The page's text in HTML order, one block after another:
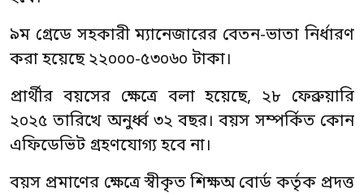
৯ম গ্রেডে সহকারী ম্যানেজারের বেতন-ভাতা নির্ধারণ
করা হয়েছে ২২০০০-৫৩০৬০ টাকা।
প্রার্থীর বয়সের ক্ষেত্রে বলা হয়েছে, ২৮ ফেব্রুয়ারি
২০২৫ তারিখে অনুর্ধ্ব ৩২ বছর। বয়স সম্পর্কিত কোন
এফিডেভিট গ্রহণযোগ্য হবে না।
বয়স প্রমাণের ক্ষেত্রে স্বীকৃত শিক্ষঅ বোর্ড কর্তৃক প্রদত্ত